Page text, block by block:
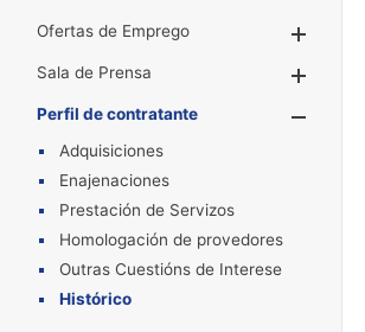
Ofertas de Emprego
Sala de Prensa
Perfil de contratante
Adquisiciones
Enajenaciones
Prestación de Servizos
Homologación de provedores
Outras Cuestións de Interese
Histórico